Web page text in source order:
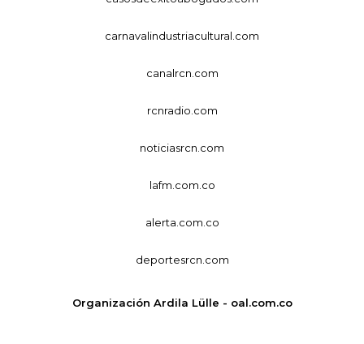
carnavalindustriacultural.com
canalrcn.com
rcnradio.com
noticiasrcn.com
lafm.com.co
alerta.com.co
deportesrcn.com
Organización Ardila Lülle - oal.com.co